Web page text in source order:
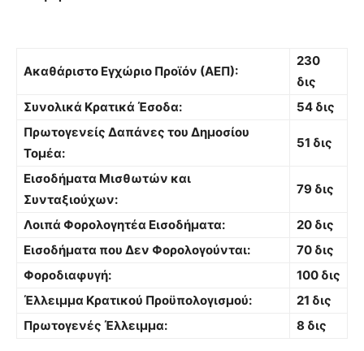
Ακαθάριστο Εγχώριο Προϊόν (ΑΕΠ):
230
δις
Συνολικά Κρατικά Έσοδα:
54 δις
Πρωτογενείς Δαπάνες του Δημοσίου
Τομέα:
51 δις
Εισοδήματα Μισθωτών και
Συνταξιούχων:
79 δις
Λοιπά Φορολογητέα Εισοδήματα:
20 δις
Εισοδήματα που Δεν Φορολογούνται:
70 δις
Φοροδιαφυγή:
100 δις
Έλλειμμα Κρατικού Προϋπολογισμού:
21 δις
Πρωτογενές Έλλειμμα:
8 δις